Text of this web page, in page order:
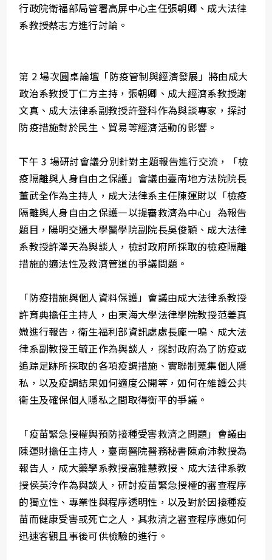
行政院衛福部局管署高屏中心主任張朝卿、成大法律
系教授蔡志方進行討論。
第 2 場次圓桌論壇「防疫管制與經濟發展」將由成大
政治系教授丁仁方主持，張朝卿、成大經濟系教授謝
文真、成大法律系副教授許登科作為與談專家，探討
防疫措施對於民生、貿易等經濟活動的影響。
下午 3 場研討會議分別針對主題報告進行交流，「檢
疫隔離與人身自由之保護」會議由臺南地方法院院長
董武全作為主持人，成大法律系主任陳運財以「檢疫
隔離與人身自由之保護—以提審救濟為中心」為報告
題目，陽明交通大學醫學院副院長吳俊穎、成大法律
系教授許澤天為與談人，檢討政府所採取的檢疫隔離
措施的適法性及救濟管道的爭議問題。
「防疫措施與個人資料保護」會議由成大法律系教授
許育典擔任主持人，由東海大學法律學院教授范姜真
媺進行報告，衛生福利部資訊處處長龐一鳴、成大法
律系副教授王毓正作為與談人，探討政府為了防疫或
追踪足跡所採取的各項疫調措施、實聯制蒐集個人隱
私，以及疫調結果如何適度公開等，如何在維護公共
衛生及確保個人隱私之間取得衡平的爭議。
「疫苗緊急授權與預防接種受害救濟之問題」會議由
陳運財擔任主持人，臺南醫院醫務秘書陳俞沛教授為
報告人，成大藥學系教授高雅慧教授、成大法律系教
授侯英泠作為與談人，研討疫苗緊急授權的審查程序
的獨立性、專業性與程序透明性，以及對於因接種疫
苗而健康受害或死亡之人，其救濟之審查程序應如何
迅速客觀且事後可供檢驗的進行。